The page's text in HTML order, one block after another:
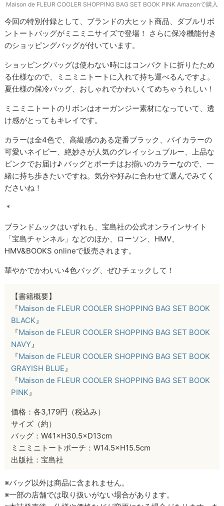
Maison de FLEUR COOLER SHOPPING BAG SET BOOK PINK Amazonで購入
今回の特別付録として、ブランドの大ヒット商品、ダブルリボ
ントートバッグがミニミニサイズで登場！ さらに保冷機能付き
のショッピングバッグが付いています。
ショッピングバッグは使わない時にはコンパクトに折りたため
る仕様なので、ミニミニトートに入れて持ち運べるんですよ。
夏仕様の保冷バッグ、おしゃれでかわいくてめちゃうれしい！
ミニミニトートのリボンはオーガンジー素材になっていて、透
け感がとってもキレイです。
カラーは全4色で、高級感のある定番ブラック、バイカラーの
可愛いネイビー、絶妙さが人気のグレイッシュブルー、上品な
ピンクでお届け♪ バッグとポーチはお揃いのカラーなので、一
緒に持ち歩きたいですね。気分や好みに合わせて選んでみてく
ださいね！
＊
ブランドムックはいずれも、宝島社の公式オンラインサイト
「宝島チャンネル」などのほか、ローソン、HMV、
HMV&BOOKS onlineで販売されます。
華やかでかわいい4色バッグ、ぜひチェックして！
【書籍概要】
『Maison de FLEUR COOLER SHOPPING BAG SET BOOK
BLACK』
『Maison de FLEUR COOLER SHOPPING BAG SET BOOK
NAVY』
『Maison de FLEUR COOLER SHOPPING BAG SET BOOK
GRAYISH BLUE』
『Maison de FLEUR COOLER SHOPPING BAG SET BOOK
PINK』
価格：各3,179円（税込み）
サイズ（約）
バッグ：W41×H30.5×D13cm
ミニミニトートポーチ：W14.5×H15.5cm
出版社：宝島社
※バッグ以外は商品に含まれません。
※一部の店舗では取り扱いがない場合があります。